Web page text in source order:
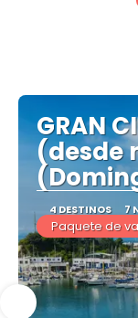
GRAN
(desde
4 DESTINOS 7
Paquete de